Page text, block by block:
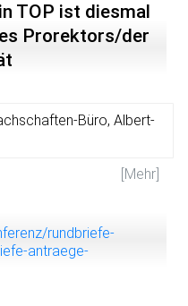
TOP ist diesmal
Prorektors/der
Büro, Albert-
[Mehr]
rundbriefe-
antraege-